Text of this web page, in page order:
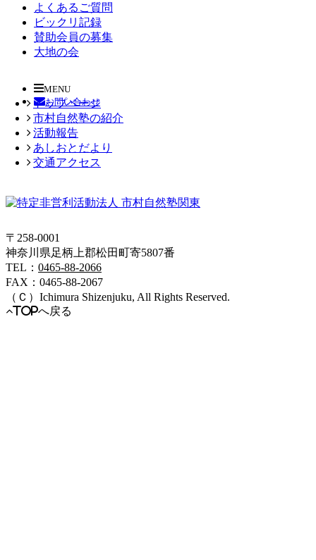
よくあるご質問
ビックリ記録
賛助会員の募集
大地の会
MENU
お問い合わせ
トップページ
市村自然塾の紹介
活動報告
あしおとだより
交通アクセス
〒258-0001
神奈川県足柄上郡松田町寄5807番
TEL： 0465-88-2066
FAX：0465-88-2067
（Ｃ） Ichimura Shizenjuku, All Rights Reserved.
TOPへ戻る